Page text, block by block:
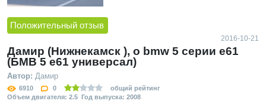
Положительный отзыв
2016-10-21
Дамир (Нижнекамск ), о bmw 5 серии e61
(БМВ 5 е61 универсал)
Автор: Дамир
6910 0
общий рейтинг
Объем двигателя: 2.5 Год выпуска: 2008